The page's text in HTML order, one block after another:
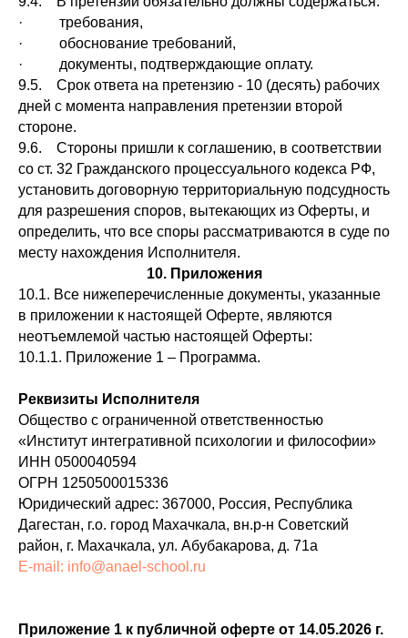
· требования,
· обоснование требований,
· документы, подтверждающие оплату.
9.5. Срок ответа на претензию - 10 (десять) рабочих
дней с момента направления претензии второй
стороне.
9.6. Стороны пришли к соглашению, в соответствии
со ст. 32 Гражданского процессуального кодекса РФ,
установить договорную территориальную подсудность
для разрешения споров, вытекающих из Оферты, и
определить, что все споры рассматриваются в суде по
месту нахождения Исполнителя.
10. Приложения
10.1. Все нижеперечисленные документы, указанные
в приложении к настоящей Оферте, являются
неотъемлемой частью настоящей Оферты:
10.1.1. Приложение 1 – Программа.
Реквизиты Исполнителя
Общество с ограниченной ответственностью
«Институт интегративной психологии и философии»
ИНН 0500040594
ОГРН 1250500015336
Юридический адрес: 367000, Россия, Республика
Дагестан, г.о. город Махачкала, вн.р-н Советский
район, г. Махачкала, ул. Абубакарова, д. 71а
E-mail: info@anael-school.ru
Приложение 1 к публичной оферте от 14.05.2026 г.